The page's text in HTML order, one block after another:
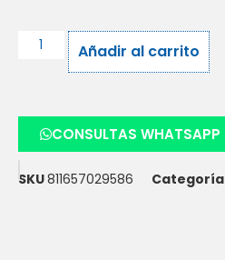
Añadir al carrito
CONSULTAS WHATSAPP
SKU811657029586 Categoría